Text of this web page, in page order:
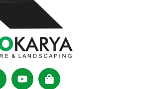
YoutubeShopping-
bag